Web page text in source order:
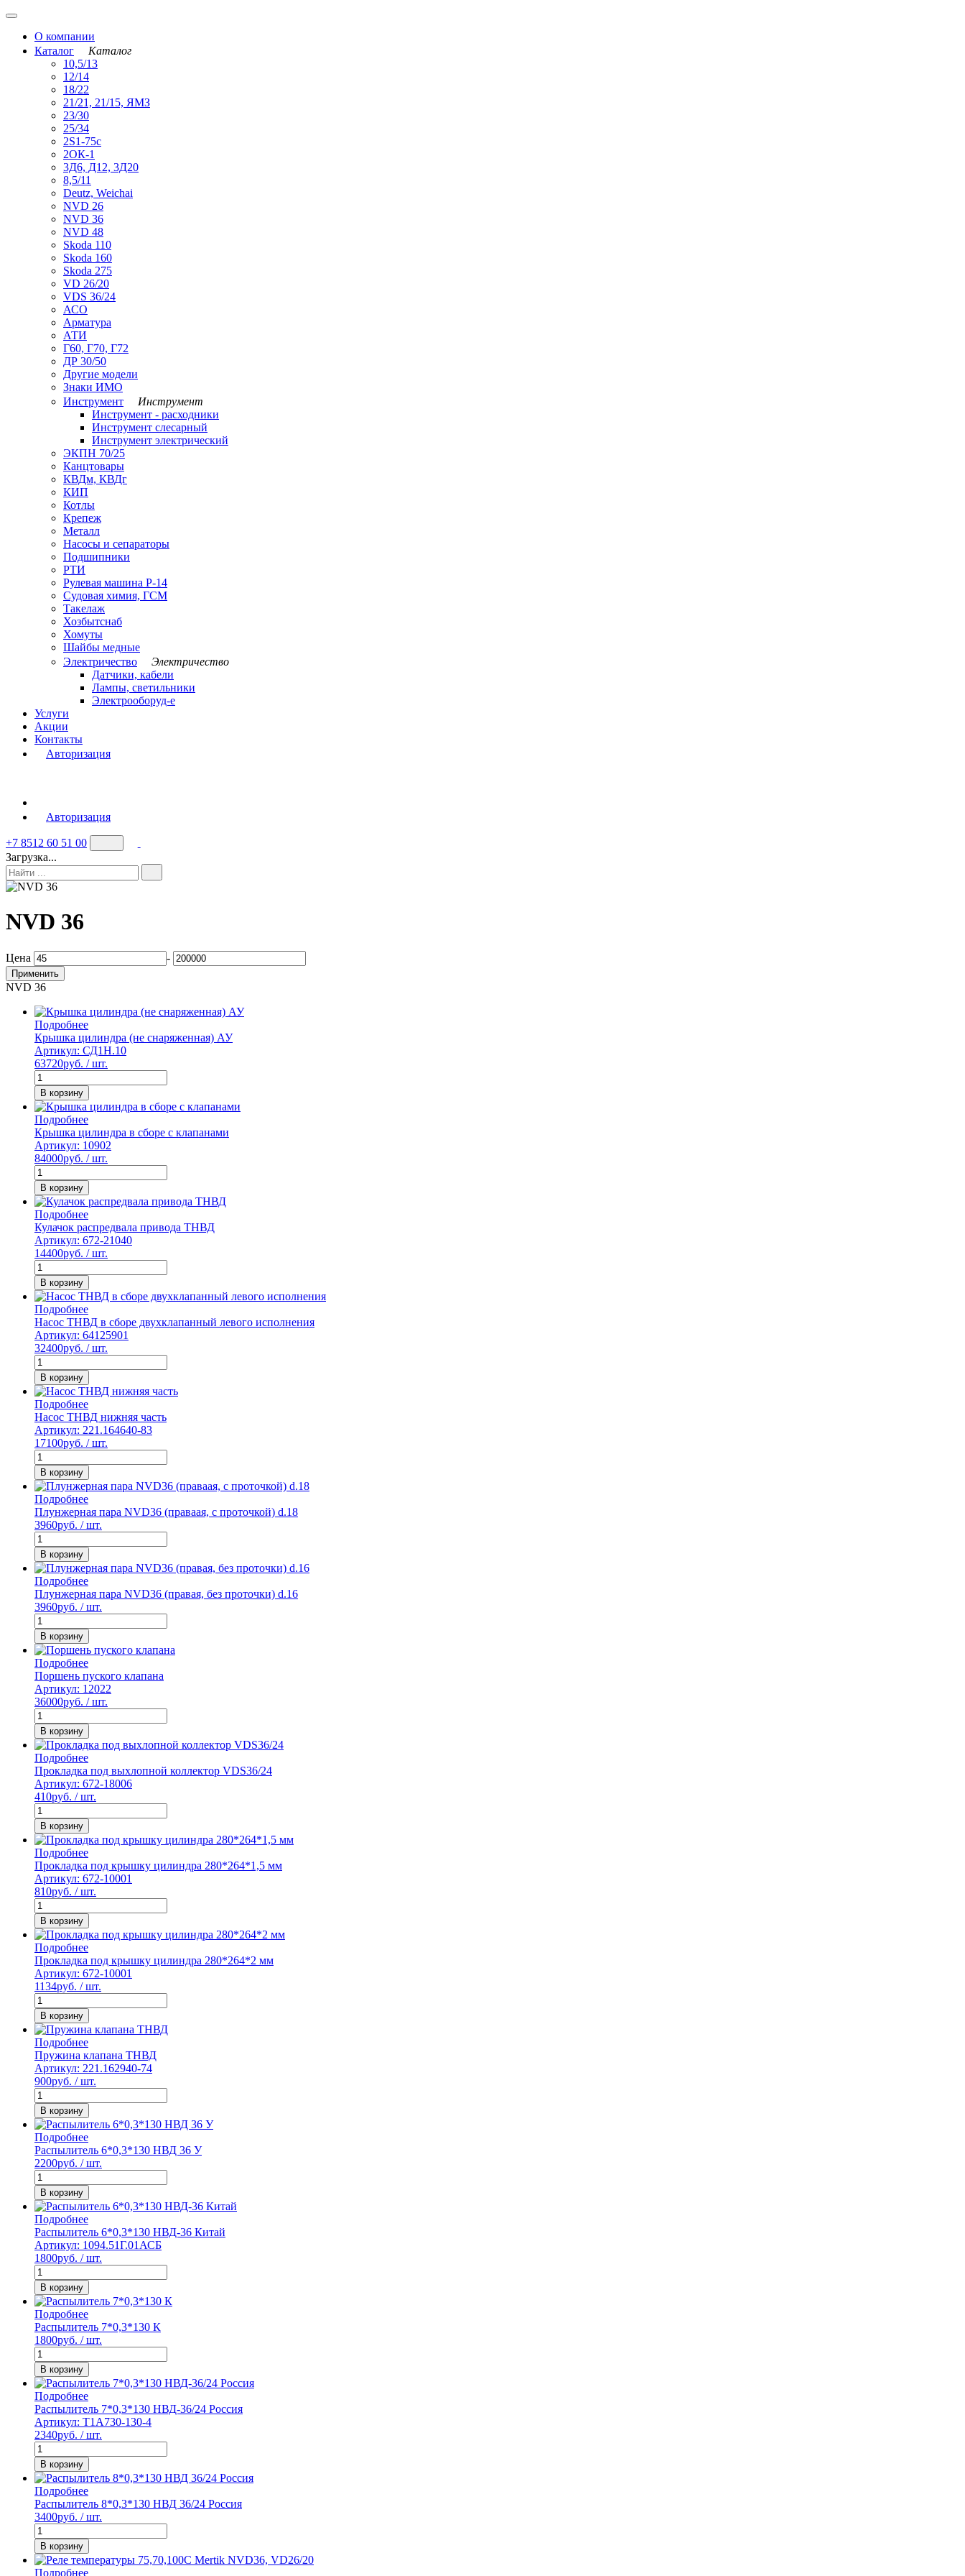
О компании
Каталог
Каталог
10,5/13
12/14
18/22
21/21, 21/15, ЯМЗ
23/30
25/34
2S1-75с
2ОК-1
3Д6, Д12, 3Д20
8,5/11
Deutz, Weichai
NVD 26
NVD 36
NVD 48
Skoda 110
Skoda 160
Skoda 275
VD 26/20
VDS 36/24
АСО
Арматура
АТИ
Г60, Г70, Г72
ДР 30/50
Другие модели
Знаки ИМО
Инструмент
Инструмент
Инструмент - расходники
Инструмент слесарный
Инструмент электрический
ЭКПН 70/25
Канцтовары
КВДм, КВДг
КИП
Котлы
Крепеж
Металл
Насосы и сепараторы
Подшипники
РТИ
Рулевая машина Р-14
Судовая химия, ГСМ
Такелаж
Хозбытснаб
Хомуты
Шайбы медные
Электричество
Электричество
Датчики, кабели
Лампы, светильники
Электрооборуд-е
Услуги
Акции
Контакты
Авторизация
Авторизация
+7 8512 60 51 00
Загрузка...
NVD 36
Цена -
Применить
NVD 36
Подробнее
Крышка цилиндра (не снаряженная) АУ
Артикул: СД1Н.10
63720руб. / шт.
В корзину
Подробнее
Крышка цилиндра в сборе с клапанами
Артикул: 10902
84000руб. / шт.
В корзину
Подробнее
Кулачок распредвала привода ТНВД
Артикул: 672-21040
14400руб. / шт.
В корзину
Подробнее
Насос ТНВД в сборе двухклапанный левого исполнения
Артикул: 64125901
32400руб. / шт.
В корзину
Подробнее
Насос ТНВД нижняя часть
Артикул: 221.164640-83
17100руб. / шт.
В корзину
Подробнее
Плунжерная пара NVD36 (праваая, с проточкой) d.18
3960руб. / шт.
В корзину
Подробнее
Плунжерная пара NVD36 (правая, без проточки) d.16
3960руб. / шт.
В корзину
Подробнее
Поршень пуского клапана
Артикул: 12022
36000руб. / шт.
В корзину
Подробнее
Прокладка под выхлопной коллектор VDS36/24
Артикул: 672-18006
410руб. / шт.
В корзину
Подробнее
Прокладка под крышку цилиндра 280*264*1,5 мм
Артикул: 672-10001
810руб. / шт.
В корзину
Подробнее
Прокладка под крышку цилиндра 280*264*2 мм
Артикул: 672-10001
1134руб. / шт.
В корзину
Подробнее
Пружина клапана ТНВД
Артикул: 221.162940-74
900руб. / шт.
В корзину
Подробнее
Распылитель 6*0,3*130 НВД 36 У
2200руб. / шт.
В корзину
Подробнее
Распылитель 6*0,3*130 НВД-36 Китай
Артикул: 1094.51Г.01АСБ
1800руб. / шт.
В корзину
Подробнее
Распылитель 7*0,3*130 К
1800руб. / шт.
В корзину
Подробнее
Распылитель 7*0,3*130 НВД-36/24 Россия
Артикул: Т1А730-130-4
2340руб. / шт.
В корзину
Подробнее
Распылитель 8*0,3*130 НВД 36/24 Россия
3400руб. / шт.
В корзину
Подробнее